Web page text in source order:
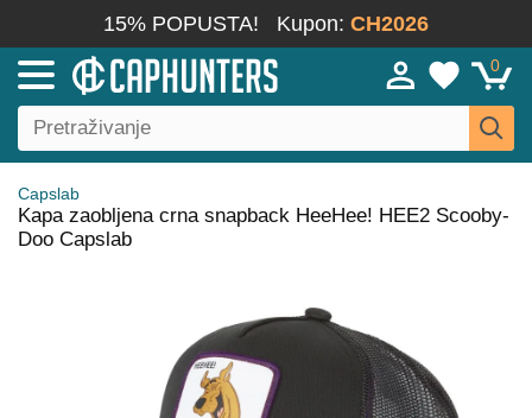
15% POPUSTA! Kupon: CH2026
0
Capslab
Kapa zaobljena crna snapback HeeHee! HEE2 Scooby-
Doo Capslab